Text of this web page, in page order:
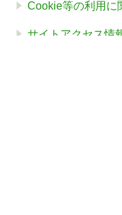
Cookie等の利用に
サイトアクセス情